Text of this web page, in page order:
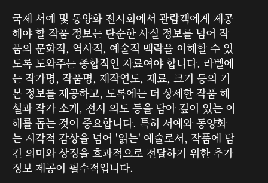
국제 서예 및 동양화 전시회에서 관람객에게 제공
해야 할 작품 정보는 단순한 사실 정보를 넘어 작
품의 문화적, 역사적, 예술적 맥락을 이해할 수 있
도록 도와주는 종합적인 자료여야 합니다. 라벨에
는 작가명, 작품명, 제작연도, 재료, 크기 등의 기
본 정보를 제공하고, 도록에는 더 상세한 작품 해
설과 작가 소개, 전시 의도 등을 담아 깊이 있는 이
해를 돕는 것이 중요합니다. 특히 서예와 동양화
는 시각적 감상을 넘어 '읽는' 예술로서, 작품에 담
긴 의미와 상징을 효과적으로 전달하기 위한 추가
정보 제공이 필수적입니다.